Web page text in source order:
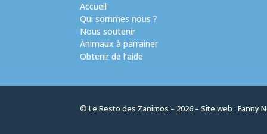
Accueil
Qui sommes nous ?
Nous soutenir
Animaux à parrainer
Obtenir de l’aide
© Le Resto des Zanimos – 2026 – Site web :Fanny